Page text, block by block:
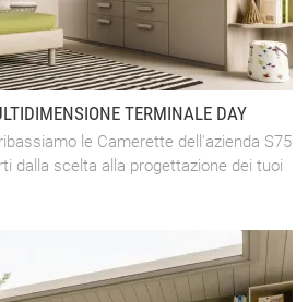
TERMINALE DAY
le Camerette dell'azienda S75
dalla scelta alla progettazione dei tuoi